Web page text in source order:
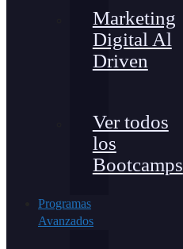
Marketing
Digital Al
Driven
Ver todos
los
Bootcamps
Programas
Avanzados